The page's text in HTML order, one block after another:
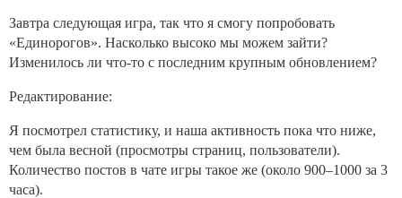
Завтра следующая игра, так что я смогу попробовать
«Единорогов». Насколько высоко мы можем зайти?
Изменилось ли что-то с последним крупным обновлением?
Редактирование:
Я посмотрел статистику, и наша активность пока что ниже,
чем была весной (просмотры страниц, пользователи).
Количество постов в чате игры такое же (около 900–1000 за 3
часа).